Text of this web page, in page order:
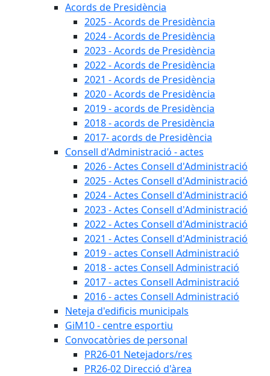
Acords de Presidència
2025 - Acords de Presidència
2024 - Acords de Presidència
2023 - Acords de Presidència
2022 - Acords de Presidència
2021 - Acords de Presidència
2020 - Acords de Presidència
2019 - acords de Presidència
2018 - acords de Presidència
2017- acords de Presidència
Consell d'Administració - actes
2026 - Actes Consell d'Administració
2025 - Actes Consell d'Administració
2024 - Actes Consell d'Administració
2023 - Actes Consell d'Administració
2022 - Actes Consell d'Administració
2021 - Actes Consell d'Administració
2019 - actes Consell Administració
2018 - actes Consell Administració
2017 - actes Consell Administració
2016 - actes Consell Administració
Neteja d'edificis municipals
GiM10 - centre esportiu
Convocatòries de personal
PR26-01 Netejadors/res
PR26-02 Direcció d'àrea